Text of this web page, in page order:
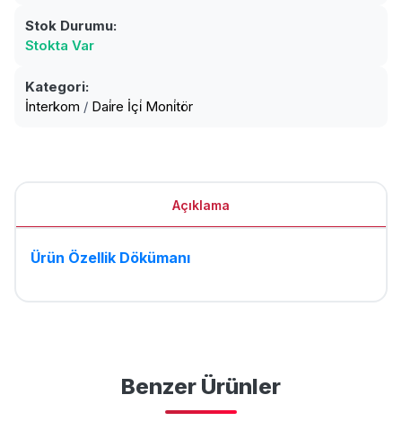
Stok Durumu:
Stokta Var
Kategori:
İnterkom / Dai̇re İçi̇ Moni̇tör
Açıklama
Ürün Özellik Dökümanı
Benzer Ürünler